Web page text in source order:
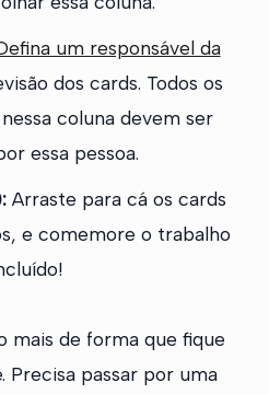
um responsável da
dos cards. Todos os
coluna devem ser
essa pessoa.
Arraste para cá os cards
e comemore o trabalho
mais de forma que fique
Precisa passar por uma